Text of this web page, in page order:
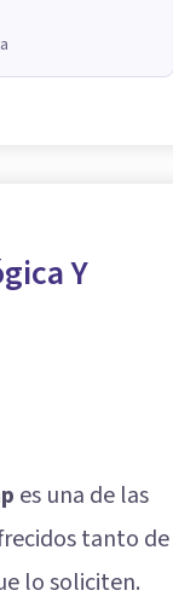
Y
es una de las
tanto de
lo soliciten.